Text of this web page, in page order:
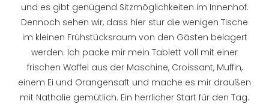
und es gibt genügend Sitzmöglichkeiten im Innenhof.
Dennoch sehen wir, dass hier stur die wenigen Tische
im kleinen Frühstücksraum von den Gästen belagert
werden. Ich packe mir mein Tablett voll mit einer
frischen Waffel aus der Maschine, Croissant, Muffin,
einem Ei und Orangensaft und mache es mir draußen
mit Nathalie gemütlich. Ein herrlicher Start für den Tag.